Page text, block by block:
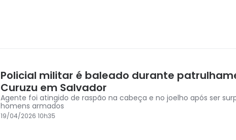
Policial militar é baleado durante
Curuzu em Salvador
Agente foi atingido de raspão na cabeça e no joelho após ser
homens armados
19/04/2026 10h35